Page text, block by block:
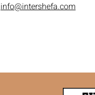
info@intershefa.com